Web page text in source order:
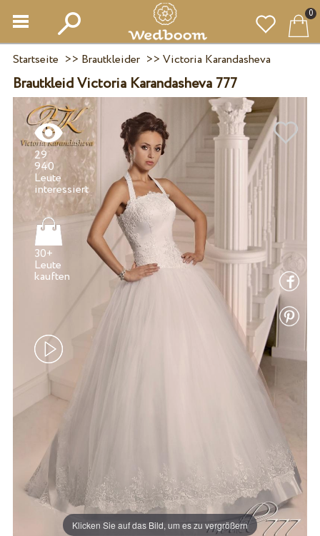
0
Startseite >> Brautkleider>> Victoria Karandasheva
Brautkleid Victoria Karandasheva 777
Klicken Sie auf das Bild, um es zu vergrößern
29
940
Leute
interessiert
30+
Leute